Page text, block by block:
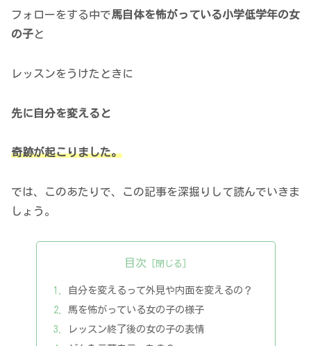
フォローをする中で馬自体を怖がっている小学低学年の女
の子と
レッスンをうけたときに
先に自分を変えると
奇跡が起こりました。
では、このあたりで、この記事を深掘りして読んでいきま
しょう。
目次
自分を変えるって外見や内面を変えるの？
馬を怖がっている女の子の様子
レッスン終了後の女の子の表情